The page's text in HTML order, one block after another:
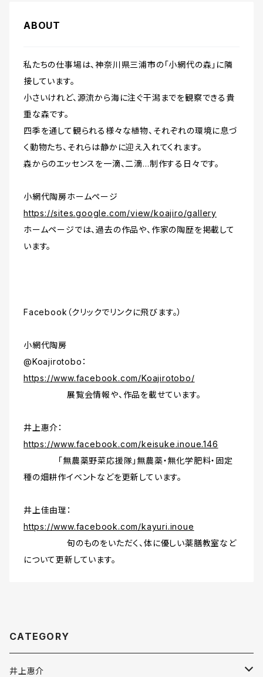
ABOUT
私たちの仕事場は、神奈川県三浦市の「小網代の森」に隣
接しています。
小さいけれど、源流から海に注ぐ干潟までを観察できる貴
重な森です。
四季を通して観られる様々な植物、それぞれの環境に息づ
く動物たち、それらは静かに迎え入れてくれます。
森からのエッセンスを一滴、二滴…制作する日々です。
小網代陶房ホームページ
https://sites.google.com/view/koajiro/gallery
ホームページでは、過去の作品や、作家の陶歴を掲載して
います。
Facebook（クリックでリンクに飛びます。）
小網代陶房
@Koajirotobo：
https://www.facebook.com/Koajirotobo/
展覧会情報や、作品を載せています。
井上惠介：
https://www.facebook.com/keisuke.inoue.146
「無農薬野菜応援隊」無農薬・無化学肥料・固定
種の畑耕作イベントなどを更新しています。
井上佳由理：
https://www.facebook.com/kayuri.inoue
旬のものをいただく、体に優しい薬膳教室など
について更新しています。
CATEGORY
井上惠介